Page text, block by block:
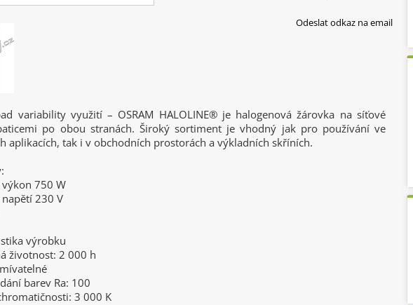
Odeslat odkaz na email
variability využití – OSRAM HALOLINE® je halogenová žárovka na síťové
po obou stranách. Široký sortiment je vhodný jak pro používání ve
aplikacích, tak i v obchodních prostorách a výkladních skříních.
750 W
230 V
výrobku
životnost: 2 000 h
barev Ra: 100
3 000 K